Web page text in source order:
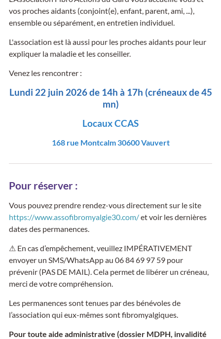
vos proches aidants (conjoint(e), enfant, parent, ami, ...),
ensemble ou séparément, en entretien individuel.
L'association est là aussi pour les proches aidants pour leur
expliquer la maladie et les conseiller.
Venez les rencontrer :
Lundi 22 juin 2026 de 14h à 17h (créneaux de 45
mn)
Locaux CCAS
168 rue Montcalm 30600 Vauvert
Pour réserver :
Vous pouvez prendre rendez-vous directement sur le site
https://www.assofibromyalgie30.com/et voir les dernières
dates des permanences.
⚠ En cas d’empêchement, veuillez IMPÉRATIVEMENT
envoyer un SMS/WhatsApp au 06 84 69 97 59 pour
prévenir (PAS DE MAIL). Cela permet de libérer un créneau,
merci de votre compréhension.
Les permanences sont tenues par des bénévoles de
l’association qui eux-mêmes sont fibromyalgiques.
Pour toute aide administrative (dossier MDPH, invalidité